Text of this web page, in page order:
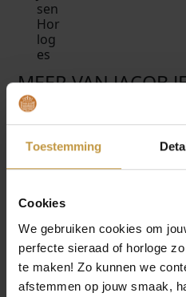
Toestemming
Cookies
We gebruiken cookies om
perfecte sieraad of horloge
te maken! Zo kunnen we
afstemmen op jouw smaak,
MEER VAN JACOB
€389,00
JACOB JENSEN 525
CLASSIC
DAMESHORLOGE
ZWART
Direct leverbaar, 1